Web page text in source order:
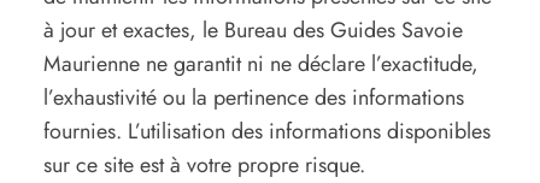
à jour et exactes, le Bureau des Guides Savoie
Maurienne ne garantit ni ne déclare l’exactitude,
l’exhaustivité ou la pertinence des informations
fournies. L’utilisation des informations disponibles
sur ce site est à votre propre risque.